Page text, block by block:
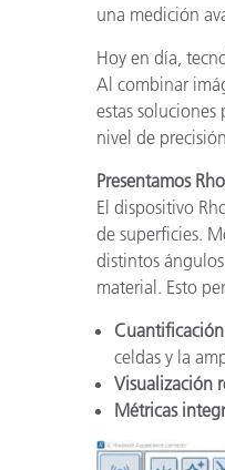
una medición
Hoy en día,
Al combinar
estas
nivel de
Presentamos
El dispositivo
de superficies.
distintos
material. Esto
celdas y la
Visualización
Métricas